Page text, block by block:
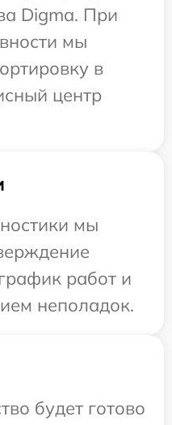
Digma. При
мы
в
центр
мы
работ и
неполадок.
будет готово